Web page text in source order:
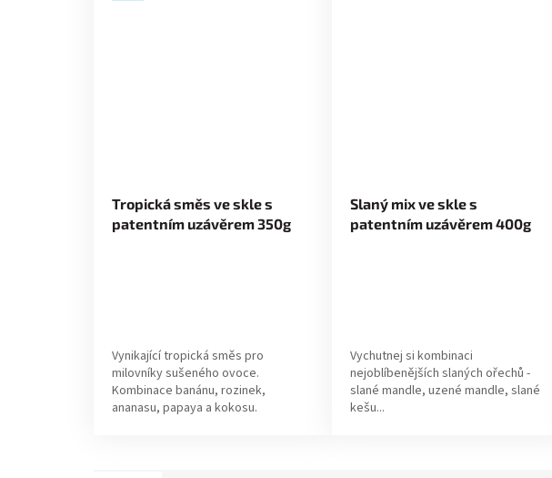
Tropická směs ve skle s
patentním uzávěrem 350g
Vynikající tropická směs pro
milovníky sušeného ovoce.
Kombinace banánu, rozinek,
ananasu, papaya a kokosu.
Slaný mix ve skle s
patentním uzávěrem 400g
Vychutnej si kombinaci
nejoblíbenějších slaných ořechů -
slané mandle, uzené mandle, slané
kešu...